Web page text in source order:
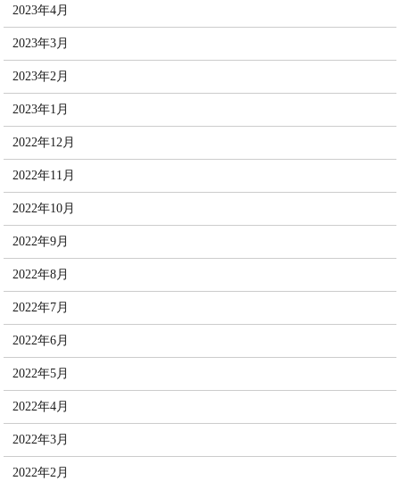
2023年4月
2023年3月
2023年2月
2023年1月
2022年12月
2022年11月
2022年10月
2022年9月
2022年8月
2022年7月
2022年6月
2022年5月
2022年4月
2022年3月
2022年2月